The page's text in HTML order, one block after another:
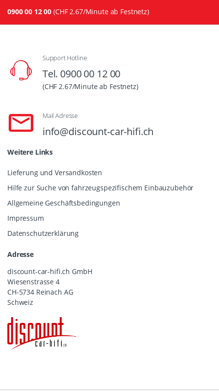
0900 00 12 00 (CHF 2.67/Minute ab Festnetz)
Support Hotline
Tel. 0900 00 12 00
(CHF 2.67/Minute ab Festnetz)
Mail Adresse
info@discount-car-hifi.ch
Weitere Links
Lieferung und Versandkosten
Hilfe zur Suche von fahrzeugspezifischem Einbauzubehör
Allgemeine Geschäftsbedingungen
Impressum
Datenschutzerklärung
Adresse
discount-car-hifi.ch GmbH
Wiesenstrasse 4
CH-5734 Reinach AG
Schweiz